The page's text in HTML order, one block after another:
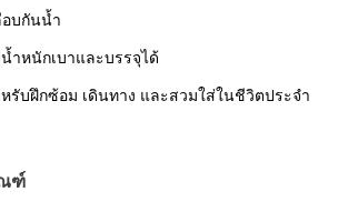
อบกันน้ำ
ำหนักเบาและบรรจุได้
รับฝึกซ้อม เดินทาง และสวมใส่ในชีวิตประจำ
ฑ์